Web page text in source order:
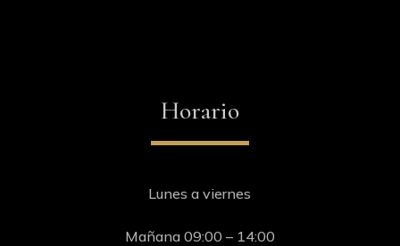
Horario
Lunes a viernes
Mañana 09:00 – 14:00